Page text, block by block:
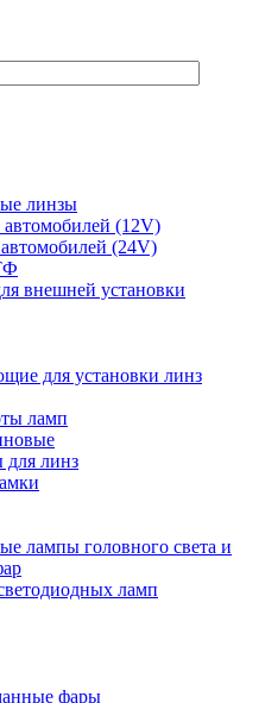
линзы
(12V)
(24V)
внешней установки
для установки линз
ламп
линз
лампы головного света и
ламп
фары